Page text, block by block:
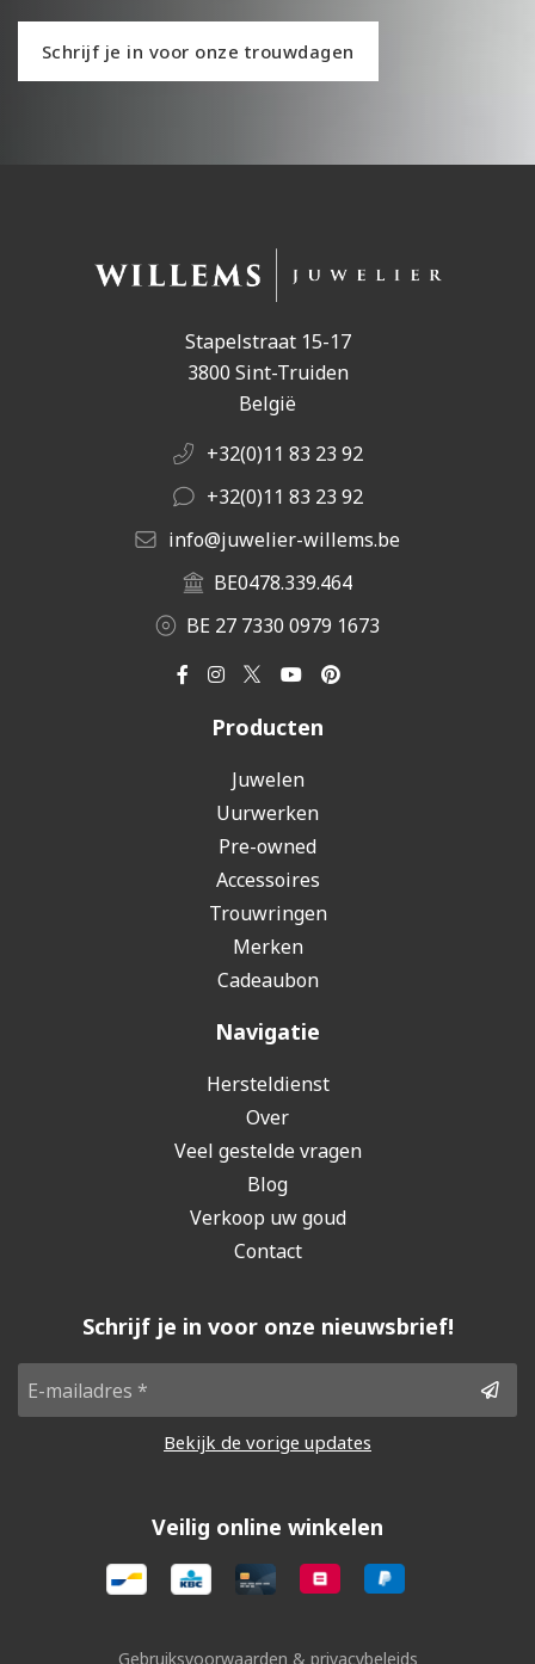
Schrijf je in voor onze trouwdagen
Stapelstraat 15-17
3800 Sint-Truiden
België
+32(0)11 83 23 92
+32(0)11 83 23 92
info@juwelier-willems.be
BE0478.339.464
BE 27 7330 0979 1673
Producten
Juwelen
Uurwerken
Pre-owned
Accessoires
Trouwringen
Merken
Cadeaubon
Navigatie
Hersteldienst
Over
Veel gestelde vragen
Blog
Verkoop uw goud
Contact
Schrijf je in voor onze nieuwsbrief!
Bekijk de vorige updates
Veilig online winkelen
Gebruiksvoorwaarden & privacybeleids